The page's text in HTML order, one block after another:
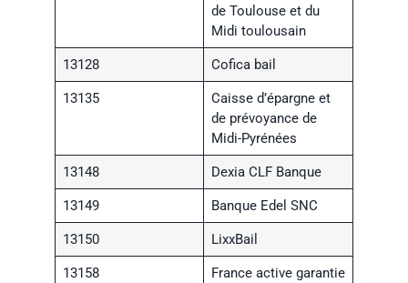
de Toulouse et du
Midi toulousain
13128 Cofica bail
13135
Caisse d’épargne et
de prévoyance de
Midi-Pyrénées
13148 Dexia CLF Banque
13149 Banque Edel SNC
13150 LixxBail
13158
France active garantie